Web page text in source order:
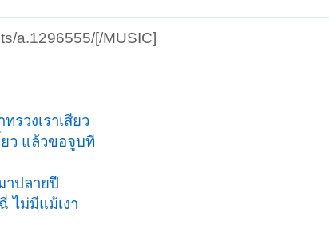
a.1296555/[/MUSIC]
รวงเราเสียว
ว แล้วขอจูบที
าปลายปี
ไม่มีแม้เงา